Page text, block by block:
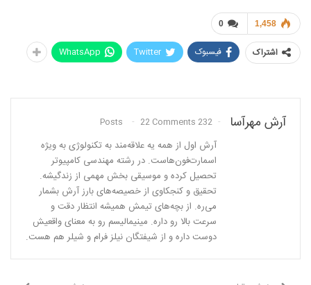
0 1,458
اشتراک فیسبوک Twitter
WhatsApp
آرش مهرآسا 232 Posts
22 Comments
آرش اول از همه یه علاقه‌مند به تکنولوژی به ویژه
اسمارت‌فون‌هاست. در رشته مهندسی کامپیوتر
تحصیل کرده و موسیقی بخش مهمی از زندگیشه.
تحقیق و کنجکاوی از خصیصه‌های بارز آرش بشمار
می‌ره. از بچه‌های تیمش همیشه انتظار دقت و
سرعت بالا رو داره. مینیمالیسم رو به معنای واقعیش
دوست داره و از شیفتگان نیلز فرام و شیلر هم هست.